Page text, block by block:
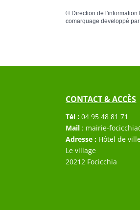
© Direction de
comarquage developpé par
CONTACT & ACCÈS
Tél : 04 95 48 81 71
Mail : mairie-
Adresse : Hôtel de
Le village
20212 Focicchia